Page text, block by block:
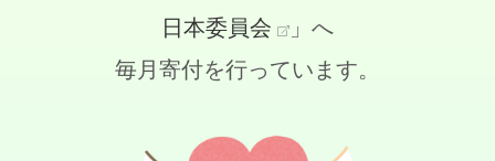
日本委員会
」へ
毎月寄付を行っています。